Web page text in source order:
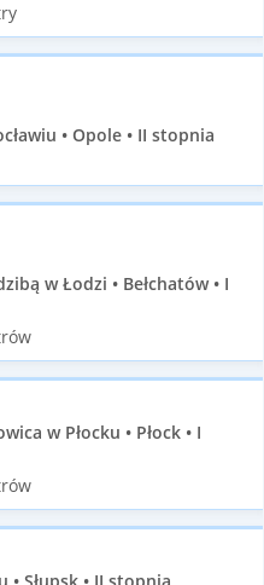
• Opole • II stopnia
w Łodzi • Bełchatów • I
w Płocku • Płock • I